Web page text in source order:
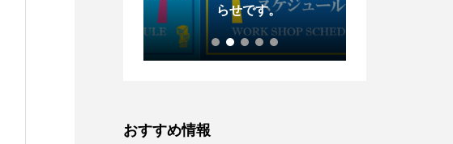
らせです。
おすすめ情報